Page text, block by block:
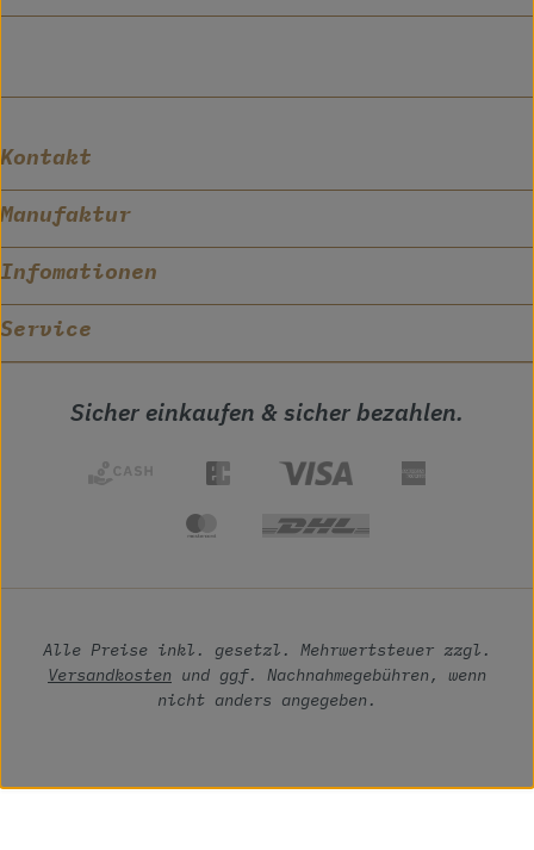
Kontakt
Manufaktur
Infomationen
Service
Sicher einkaufen & sicher bezahlen.
Alle Preise inkl. gesetzl. Mehrwertsteuer zzgl.
Versandkosten und ggf. Nachnahmegebühren, wenn
nicht anders angegeben.